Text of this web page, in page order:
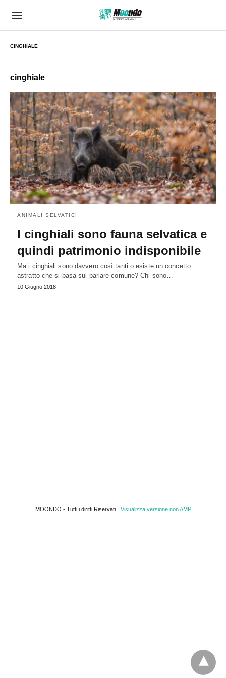
CINGHIALE
cinghiale
ANIMALI SELVATICI
I cinghiali sono fauna selvatica e
quindi patrimonio indisponibile
Ma i cinghiali sono davvero così tanti o esiste un concetto
astratto che si basa sul parlare comune? Chi sono…
10 Giugno 2018
MOONDO - Tutti i diritti Riservati Visualizza versione non AMP